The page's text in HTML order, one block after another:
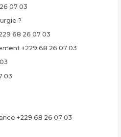
07 03
?
68 26 07 03
+229 68 26 07 03
03
+229 68 26 07 03